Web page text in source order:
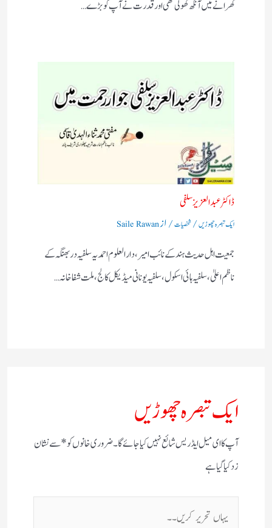
گھرانے میں آنکھ کھولی تھی اور قدرت نے آپ کو بڑے…
ڈاکٹر عبد العزیزسلفی
ایک تبصرہ چھوڑیں/شخصیات/ ازSaile Rawan
جمعیت اہل حدیث ہند کے نائب امیر، دا رالعلوم احمدیہ سلفیہ دربھنگہ کے
ناظم اعلیٰ، سلفیہ ہائی اسکول ، سلفیہ یونانی میڈیکل کالج، ملت شفاخانہ…
ایک تبصرہ چھوڑیں
آپ کا ای میل ایڈریس شائع نہیں کیا جائے گا۔ضروری خانوں کو*سے نشان
زد کیا گیا ہے
یہاں